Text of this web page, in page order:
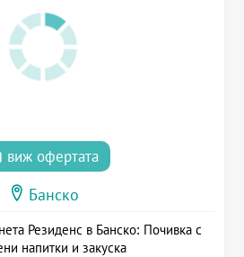
виж офертата
Банско
Резиденс в Банско: Почивка с
напитки и закуска